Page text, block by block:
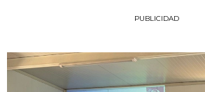
PUBLICIDAD